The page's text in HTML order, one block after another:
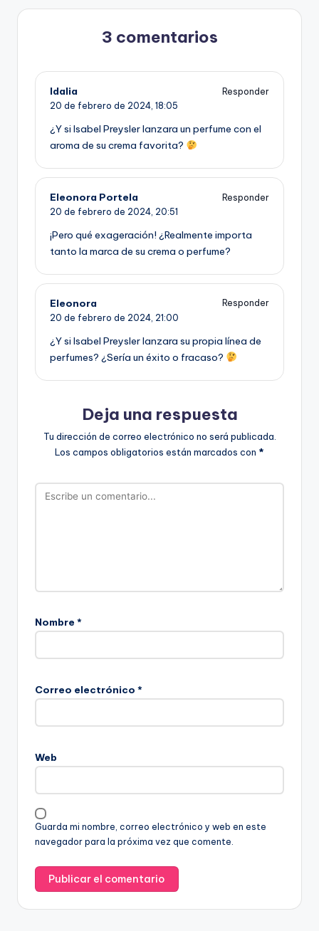
3 comentarios
Idalia
Responder
20 de febrero de 2024, 18:05
¿Y si Isabel Preysler lanzara un perfume con el
aroma de su crema favorita?
Eleonora Portela
Responder
20 de febrero de 2024, 20:51
¡Pero qué exageración! ¿Realmente importa
tanto la marca de su crema o perfume?
Eleonora
Responder
20 de febrero de 2024, 21:00
¿Y si Isabel Preysler lanzara su propia línea de
perfumes? ¿Sería un éxito o fracaso?
Deja una respuesta
Tu dirección de correo electrónico no será publicada.
Los campos obligatorios están marcados con *
Nombre *
Correo electrónico *
Web
Guarda mi nombre, correo electrónico y web en este
navegador para la próxima vez que comente.